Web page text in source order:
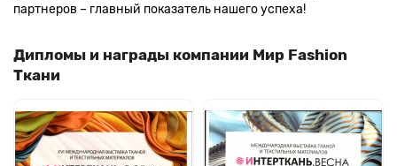
партнеров – главный показатель нашего успеха!
Дипломы и награды компании Мир Fashion
Ткани